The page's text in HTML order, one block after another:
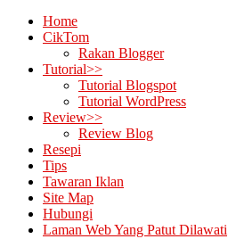
Home
CikTom
Rakan Blogger
Tutorial>>
Tutorial Blogspot
Tutorial WordPress
Review>>
Review Blog
Resepi
Tips
Tawaran Iklan
Site Map
Hubungi
Laman Web Yang Patut Dilawati